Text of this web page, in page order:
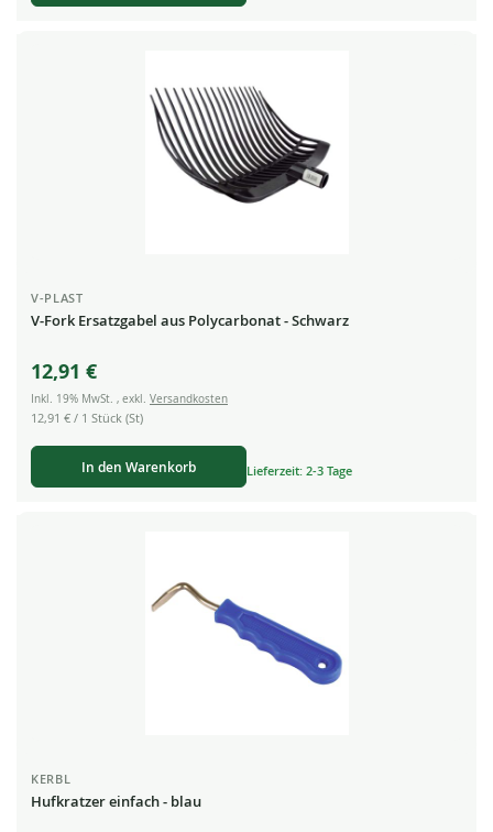
V-PLAST
V-Fork Ersatzgabel aus Polycarbonat - Schwarz
12,91 €
Inkl. 19% MwSt. , exkl. Versandkosten
12,91 € / 1 Stück (St)
In den Warenkorb Lieferzeit: 2-3 Tage
KERBL
Hufkratzer einfach - blau